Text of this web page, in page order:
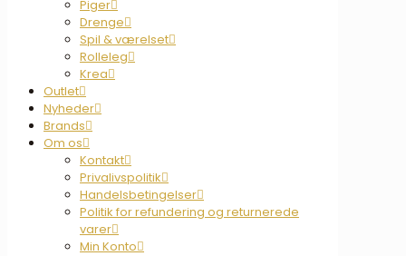
Piger
Drenge
Spil & værelset
Rolleleg
Krea
Outlet
Nyheder
Brands
Om os
Kontakt
Privalivspolitik
Handelsbetingelser
Politik for refundering og returnerede
varer
Min Konto